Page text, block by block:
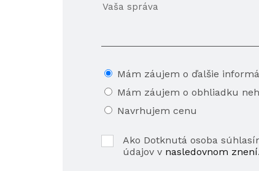
Mám záujem o ďalšie
Mám záujem o obhliadku
Navrhujem cenu
Ako Dotknutá osoba
údajov v nasledovnom znení.